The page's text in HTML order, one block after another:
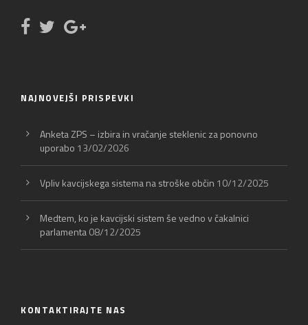
NAJNOVEJŠI PRISPEVKI
Anketa ZPS – izbira in vračanje steklenic za ponovno
uporabo 13/02/2026
Vpliv kavcijskega sistema na stroške občin 10/12/2025
Medtem, ko je kavcijski sistem še vedno v čakalnici
parlamenta08/12/2025
KONTAKTIRAJTE NAS